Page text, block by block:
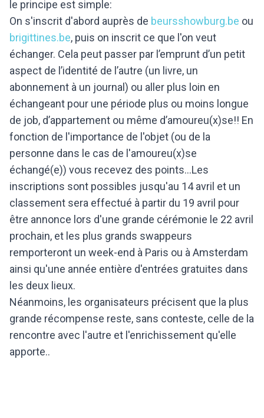
le principe est simple:
On s'inscrit d'abord auprès de beursshowburg.be ou
brigittines.be, puis on inscrit ce que l'on veut
échanger. Cela peut passer par l’emprunt d’un petit
aspect de l’identité de l’autre (un livre, un
abonnement à un journal) ou aller plus loin en
échangeant pour une période plus ou moins longue
de job, d’appartement ou même d’amoureu(x)se!! En
fonction de l'importance de l'objet (ou de la
personne dans le cas de l'amoureu(x)se
échangé(e)) vous recevez des points...Les
inscriptions sont possibles jusqu'au 14 avril et un
classement sera effectué à partir du 19 avril pour
être annonce lors d'une grande cérémonie le 22 avril
prochain, et les plus grands swappeurs
remporteront un week-end à Paris ou à Amsterdam
ainsi qu'une année entière d'entrées gratuites dans
les deux lieux.
Néanmoins, les organisateurs précisent que la plus
grande récompense reste, sans conteste, celle de la
rencontre avec l'autre et l'enrichissement qu'elle
apporte..